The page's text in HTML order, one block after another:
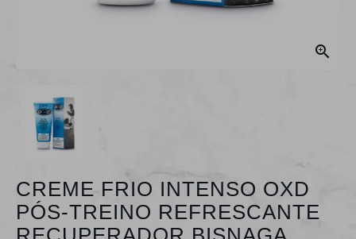

CREME FRIO INTENSO OXD
PÓS-TREINO REFRESCANTE